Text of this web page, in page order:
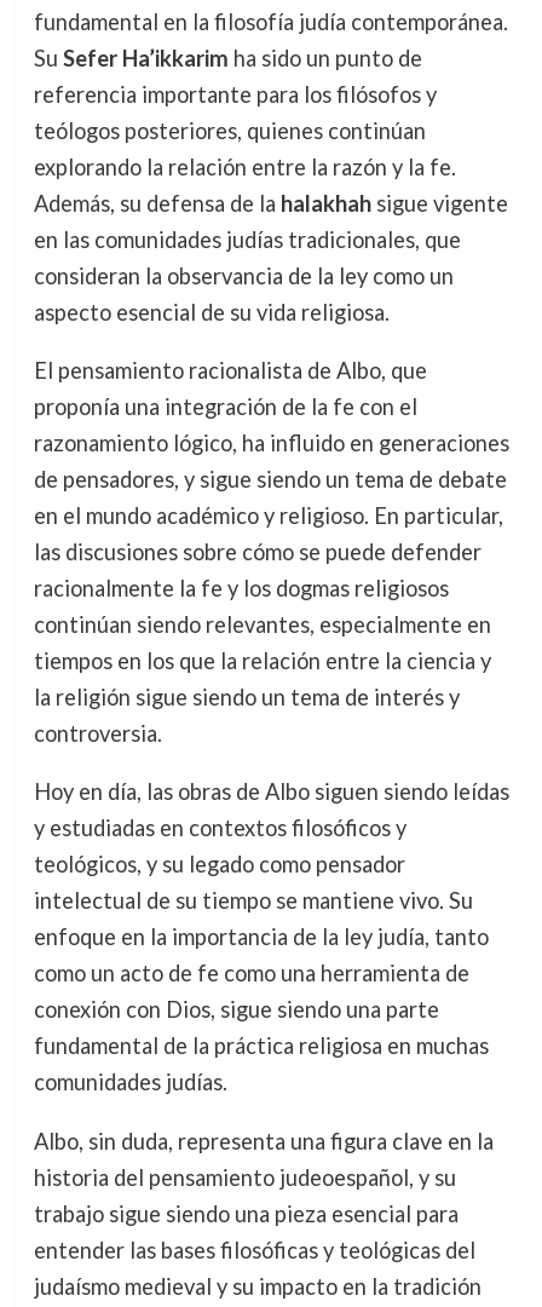
fundamental en la filosofía judía contemporánea.
Su Sefer Ha’ikkarim ha sido un punto de
referencia importante para los filósofos y
teólogos posteriores, quienes continúan
explorando la relación entre la razón y la fe.
Además, su defensa de la halakhahsigue vigente
en las comunidades judías tradicionales, que
consideran la observancia de la ley como un
aspecto esencial de su vida religiosa.
El pensamiento racionalista de Albo, que
proponía una integración de la fe con el
razonamiento lógico, ha influido en generaciones
de pensadores, y sigue siendo un tema de debate
en el mundo académico y religioso. En particular,
las discusiones sobre cómo se puede defender
racionalmente la fe y los dogmas religiosos
continúan siendo relevantes, especialmente en
tiempos en los que la relación entre la ciencia y
la religión sigue siendo un tema de interés y
controversia.
Hoy en día, las obras de Albo siguen siendo leídas
y estudiadas en contextos filosóficos y
teológicos, y su legado como pensador
intelectual de su tiempo se mantiene vivo. Su
enfoque en la importancia de la ley judía, tanto
como un acto de fe como una herramienta de
conexión con Dios, sigue siendo una parte
fundamental de la práctica religiosa en muchas
comunidades judías.
Albo, sin duda, representa una figura clave en la
historia del pensamiento judeoespañol, y su
trabajo sigue siendo una pieza esencial para
entender las bases filosóficas y teológicas del
judaísmo medieval y su impacto en la tradición